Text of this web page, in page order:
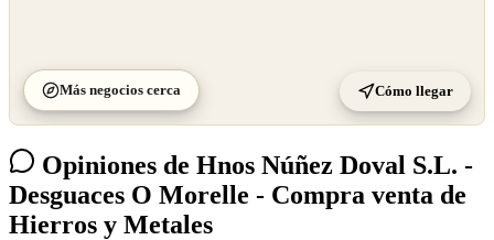
Más negocios cerca Cómo llegar
Opiniones de Hnos Núñez Doval S.L. -
Desguaces O Morelle - Compra venta de
Hierros y Metales